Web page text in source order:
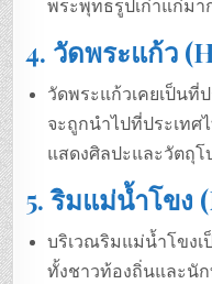
พระพุทธรูปเก่าแก่มา
4. วัดพระแก้ว
วัดพระแก้วเคยเป็น
จะถูกนำไปที่ประเท
แสดงศิลปะและวัตถุ
5.ริมแม่น้ำโขง
บริเวณริมแม่น้ำโขง
ทั้งชาวท้องถิ่นและนั